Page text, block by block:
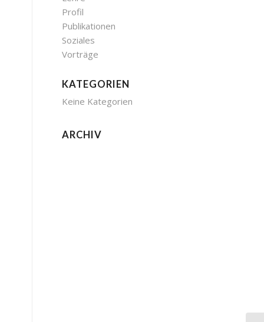
Profil
Publikationen
Soziales
Vorträge
KATEGORIEN
Keine Kategorien
ARCHIV